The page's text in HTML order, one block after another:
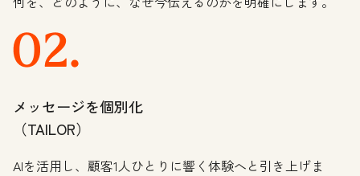
メッセージを個別化
（TAILOR）
AIを活用し、顧客1人ひとりに響く体験へと引き上げま